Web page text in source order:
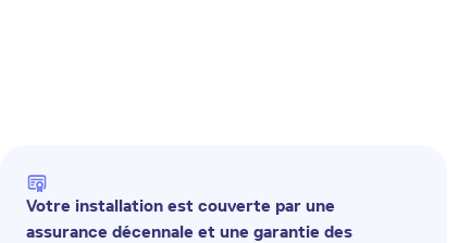
Votre installation est couverte par une
assurance décennale et une garantie des